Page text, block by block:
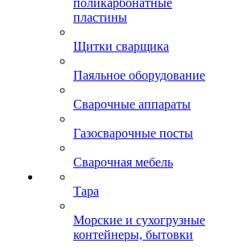
поликарбонатные
пластины
Щитки сварщика
Паяльное оборудование
Сварочные аппараты
Газосварочные посты
Сварочная мебель
Тара
Морские и сухогрузные
контейнеры, бытовки